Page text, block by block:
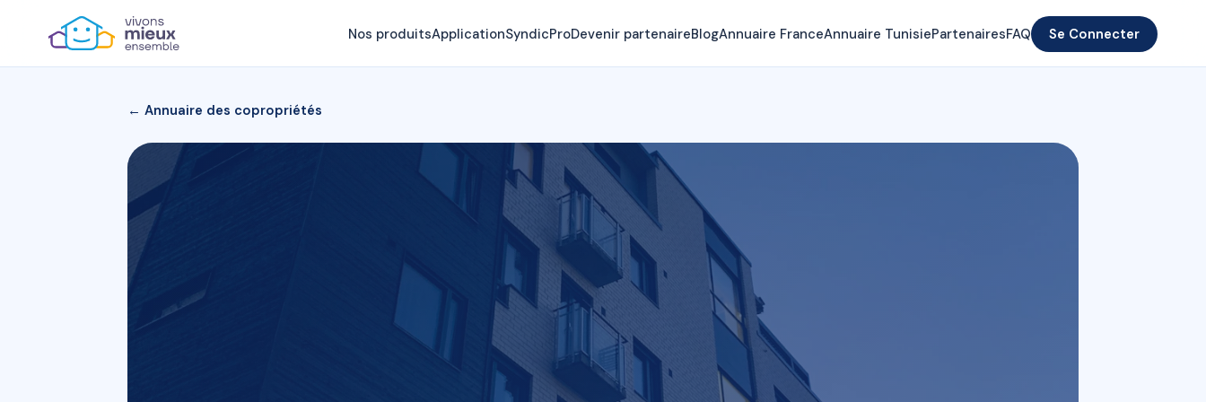
Nos produitsApplicationSyndicProDevenir partenaireBlogAnnuaire FranceAnnuaire TunisiePartenairesFAQ Se Connecter
← Annuaire des copropriétés